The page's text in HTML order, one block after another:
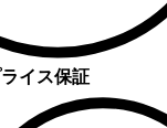
イス保証